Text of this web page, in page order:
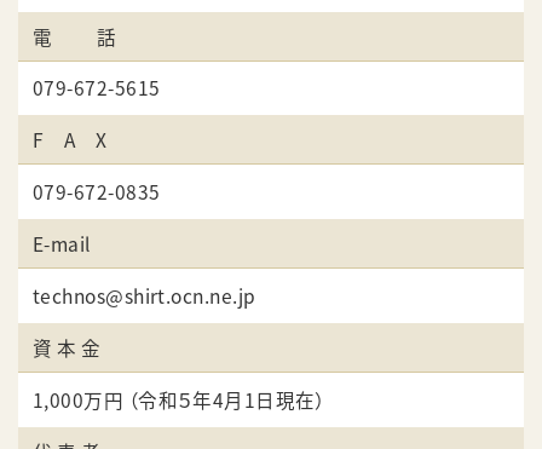
電 話
079-672-5615
F A X
079-672-0835
E-mail
technos@shirt.ocn.ne.jp
資 本 金
1,000万円 （令和５年4月1日現在）